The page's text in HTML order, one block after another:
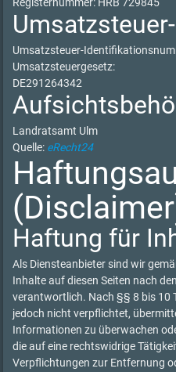
Umsatzsteuer-
Umsatzsteuergesetz:
DE291264342
Landratsamt Ulm
Quelle: eRecht24
Haftung für
Als Diensteanbieter sind wir
Inhalte auf diesen Seiten nach
verantwortlich. Nach §§ 8 bis 10
jedoch nicht verpflichtet,
Informationen zu überwachen
die auf eine rechtswidrige
Verpflichtungen zur Entfernung